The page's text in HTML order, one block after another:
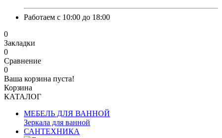
Работаем с 10:00 до 18:00
0
Закладки
0
Сравнение
0
Ваша корзина пуста!
Корзина
КАТАЛОГ
МЕБЕЛЬ ДЛЯ ВАННОЙ
Зеркала для ванной
САНТЕХНИКА